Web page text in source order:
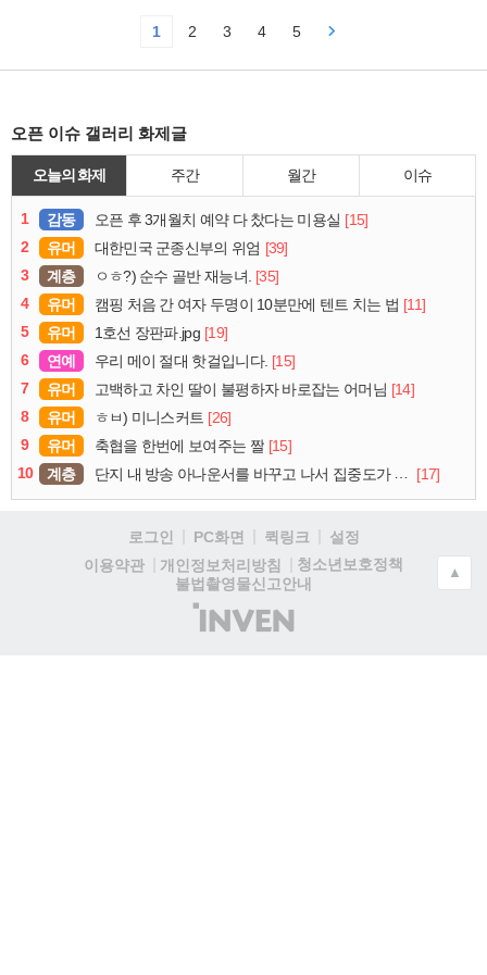
1 2 3 4 5
오픈 이슈 갤러리 화제글
오늘의 화제 주간 월간 이슈
1 감동 오픈 후 3개월치 예약 다 찼다는 미용실 [15]
2
유머 대한민국 군종신부의 위엄 [39]
3
계층 ㅇㅎ?) 순수 골반 재능녀. [35]
4
유머 캠핑 처음 간 여자 두명이 10분만에 텐트 치는 법 [11]
5
유머 1호선 장판파.jpg [19]
6
연예 우리 메이 절대 핫걸입니다. [15]
7
유머 고백하고 차인 딸이 불평하자 바로잡는 어머님 [14]
8
유머 ㅎㅂ) 미니스커트 [26]
9
유머 축협을 한번에 보여주는 짤 [15]
10
계층 단지 내 방송 아나운서를 바꾸고 나서 집중도가 확 올라갔다는 한 아파트의 안내방송 [17]
로그인 PC화면 퀵링크
설정
이용약관
개인정보처리방침
청소년보호정책
불법촬영물신고안내
(주)
인
▲